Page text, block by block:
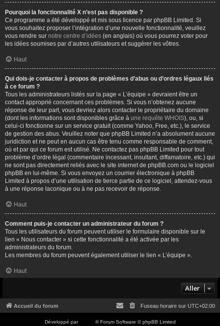
Pourquoi la fonctionnalité X n’est pas disponible ?
Ce programme a été développé et mis sous licence par phpBB Limited. Si
vous souhaitez proposer l’intégration d’une nouvelle fonctionnalité, veuillez
vous rendre sur notre centre d’idées (en anglais) où vous pourrez voter pour
les idées soumises par d’autres utilisateurs et suggérer les vôtres.
Haut
Qui dois-je contacter à propos de problèmes d’abus ou d’ordres légaux liés
à ce forum ?
Tous les administrateurs listés sur la page « L’équipe » devraient être un
contact approprié concernant ces problèmes. Si vous n’obtenez aucune
réponse de leur part, vous devriez alors contacter le propriétaire du domaine
(dont les informations sont disponibles grâce à une requête WHOIS), ou, si
celui-ci fonctionne sur un service gratuit (comme Yahoo, Free, etc.), le service
de gestion des abus. Veuillez noter que phpBB Limited n’a absolument aucune
juridiction et ne peut en aucun cas être tenu comme responsable de comment,
où et par qui ce forum est utilisé. Ne contactez pas phpBB Limited pour tout
problème d’ordre légal (commentaire incessant, insultant, diffamatoire, etc.) qui
ne sont pas directement reliés avec le site internet de phpBB.com ou le logiciel
phpBB en lui-même. Si vous envoyez un courrier électronique à phpBB
Limited à propos d’une utilisation de tierce partie de ce logiciel, attendez-vous
à une réponse laconique ou à ne pas recevoir de réponse.
Haut
Comment puis-je contacter un administrateur du forum ?
Tous les utilisateurs du forum peuvent utiliser le formulaire disponible sur le
lien « Nous contacter » si cette fonctionnalité a été activée par les
administrateurs du forum.
Les membres du forum peuvent également utiliser le lien « L’équipe ».
Haut
Aller
Accueil du forum Fuseau horaire sur UTC+02:00
Développé par ® Forum Software © phpBB Limited